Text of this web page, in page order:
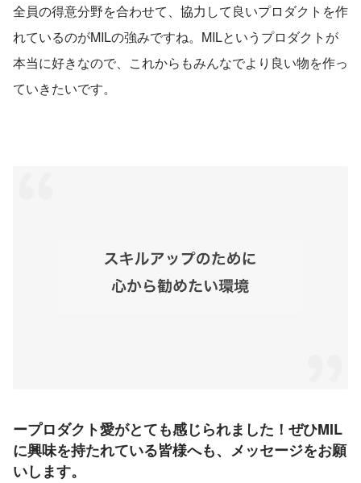
全員の得意分野を合わせて、協力して良いプロダクトを作
れているのがMILの強みですね。MILというプロダクトが
本当に好きなので、これからもみんなでより良い物を作っ
ていきたいです。
ープロダクト愛がとても感じられました！ぜひMIL
に興味を持たれている皆様へも、メッセージをお願
いします。